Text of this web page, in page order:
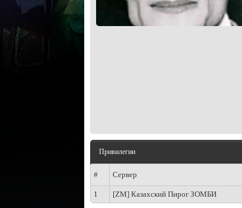
Привилегии
# Сервер
1 [ZM] Казахский Пирог ЗОМБИ